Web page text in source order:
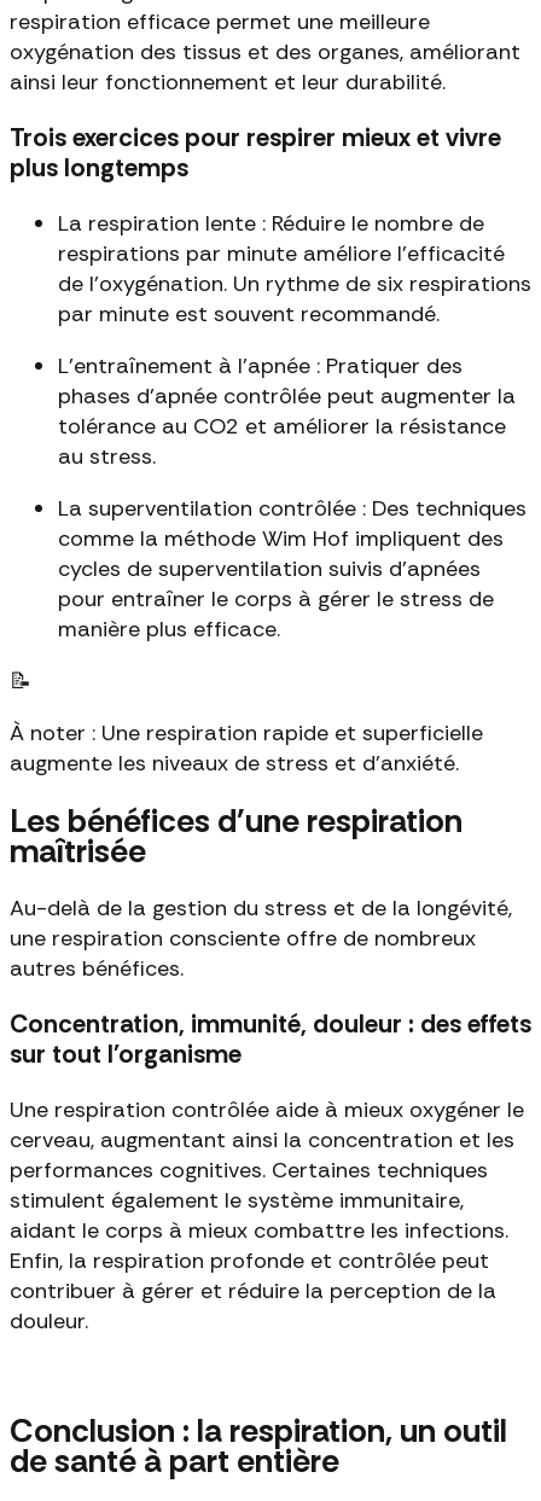
respiration efficace permet une meilleure
oxygénation des tissus et des organes, améliorant
ainsi leur fonctionnement et leur durabilité.
Trois exercices pour respirer mieux et vivre
plus longtemps
La respiration lente : Réduire le nombre de
respirations par minute améliore l'efficacité
de l'oxygénation. Un rythme de six respirations
par minute est souvent recommandé.
L'entraînement à l'apnée : Pratiquer des
phases d'apnée contrôlée peut augmenter la
tolérance au CO2 et améliorer la résistance
au stress.
La superventilation contrôlée : Des techniques
comme la méthode Wim Hof impliquent des
cycles de superventilation suivis d'apnées
pour entraîner le corps à gérer le stress de
manière plus efficace.
📝
À noter : Une respiration rapide et superficielle
augmente les niveaux de stress et d'anxiété.
Les bénéfices d'une respiration
maîtrisée
Au-delà de la gestion du stress et de la longévité,
une respiration consciente offre de nombreux
autres bénéfices.
Concentration, immunité, douleur : des effets
sur tout l'organisme
Une respiration contrôlée aide à mieux oxygéner le
cerveau, augmentant ainsi la concentration et les
performances cognitives. Certaines techniques
stimulent également le système immunitaire,
aidant le corps à mieux combattre les infections.
Enfin, la respiration profonde et contrôlée peut
contribuer à gérer et réduire la perception de la
douleur.
Conclusion : la respiration, un outil
de santé à part entière